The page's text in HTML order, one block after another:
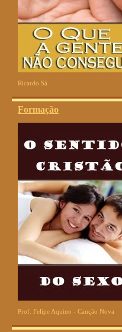
Ricardo Sá
Formação
Prof. Felipe Aquino - Canção Nova